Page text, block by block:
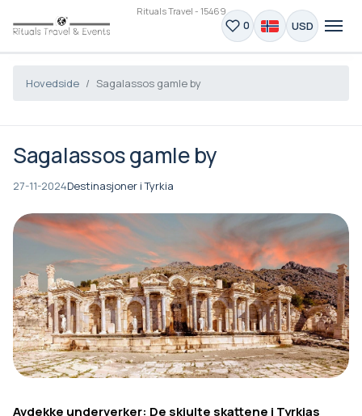
Rituals Travel - 15469
0 USD
Hovedside Sagalassos gamle by
Sagalassos gamle by
27-11-2024Destinasjoner i Tyrkia
Avdekke underverker: De skjulte skattene i Tyrkias